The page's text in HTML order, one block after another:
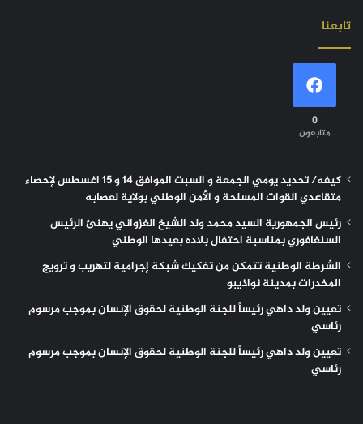
تابعنا
0
متابعون
كيفه/ تحديد يومي الجمعة و السبت الموافق 14 و 15 اغسطس لإحصاء
متقاعدي القوات المسلحة و الأمن الوطني بولاية لعصابه
رئيس الجمهورية السيد محمد ولد الشيخ الغزواني يهنئ الرئيس
السنغافوري بمناسبة احتفال بلاده بعيدها الوطني
الشرطة الوطنية تتمكن من تفكيك شبكة إجرامية لتهريب و ترويج
المخدرات بمدينة نواذيبو
تعيين ولد داهي رئيساً للجنة الوطنية لحقوق الإنسان بموجب مرسوم
رئاسي
تعيين ولد داهي رئيساً للجنة الوطنية لحقوق الإنسان بموجب مرسوم
رئاسي